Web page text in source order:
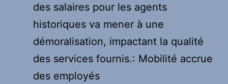
des salaires pour les agents
historiques va mener à une
démoralisation, impactant la qualité
des services fournis.: Mobilité accrue
des employés